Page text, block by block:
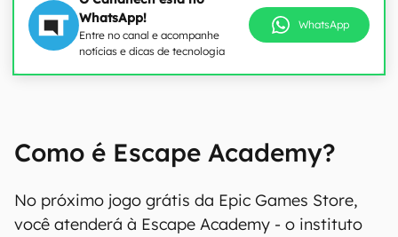
WhatsApp!
Entre no canal e acompanhe
notícias e dicas de tecnologia
WhatsApp
Como é Escape Academy?
No próximo jogo grátis da Epic Games Store,
você atenderá à Escape Academy - o instituto